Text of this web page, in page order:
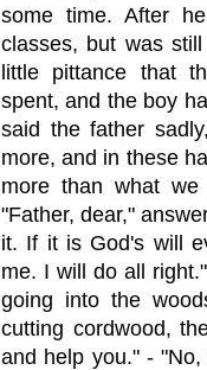
some time. After
classes, but was
little pittance that
spent, and the boy
said the father
more, and in these
more than what
"Father, dear,"
it. If it is God's will
me. I will do all
going into the
cutting cordwood,
and help you." -